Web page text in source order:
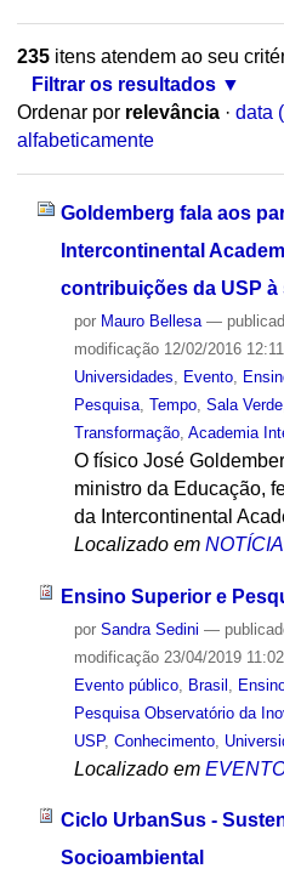
235itens atendem ao seu
Filtrar os resultados
Ordenar por relevância · data
alfabeticamente
Goldemberg fala aos
Intercontinental
contribuições da USP à
por Mauro Bellesa —
modificação12/02/2016 12:11
Universidades
Evento,
Pesquisa, Tempo, Sala Verde,
Transformação, Academia
O físico José
ministro da Educação,
da Intercontinental
Localizado em
Ensino Superior e
por Sandra Sedini —
modificação23/04/2019 11:02
Evento público, Brasil
Pesquisa Observatório da
USP, Conhecimento,
Localizado em
Ciclo UrbanSus -
Socioambiental